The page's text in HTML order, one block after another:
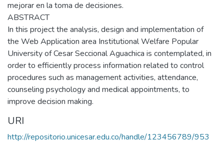
mejorar en la toma de decisiones.
ABSTRACT
In this project the analysis, design and implementation of
the Web Application area Institutional Welfare Popular
University of Cesar Seccional Aguachica is contemplated, in
order to efficiently process information related to control
procedures such as management activities, attendance,
counseling psychology and medical appointments, to
improve decision making.
URI
http://repositorio.unicesar.edu.co/handle/123456789/953